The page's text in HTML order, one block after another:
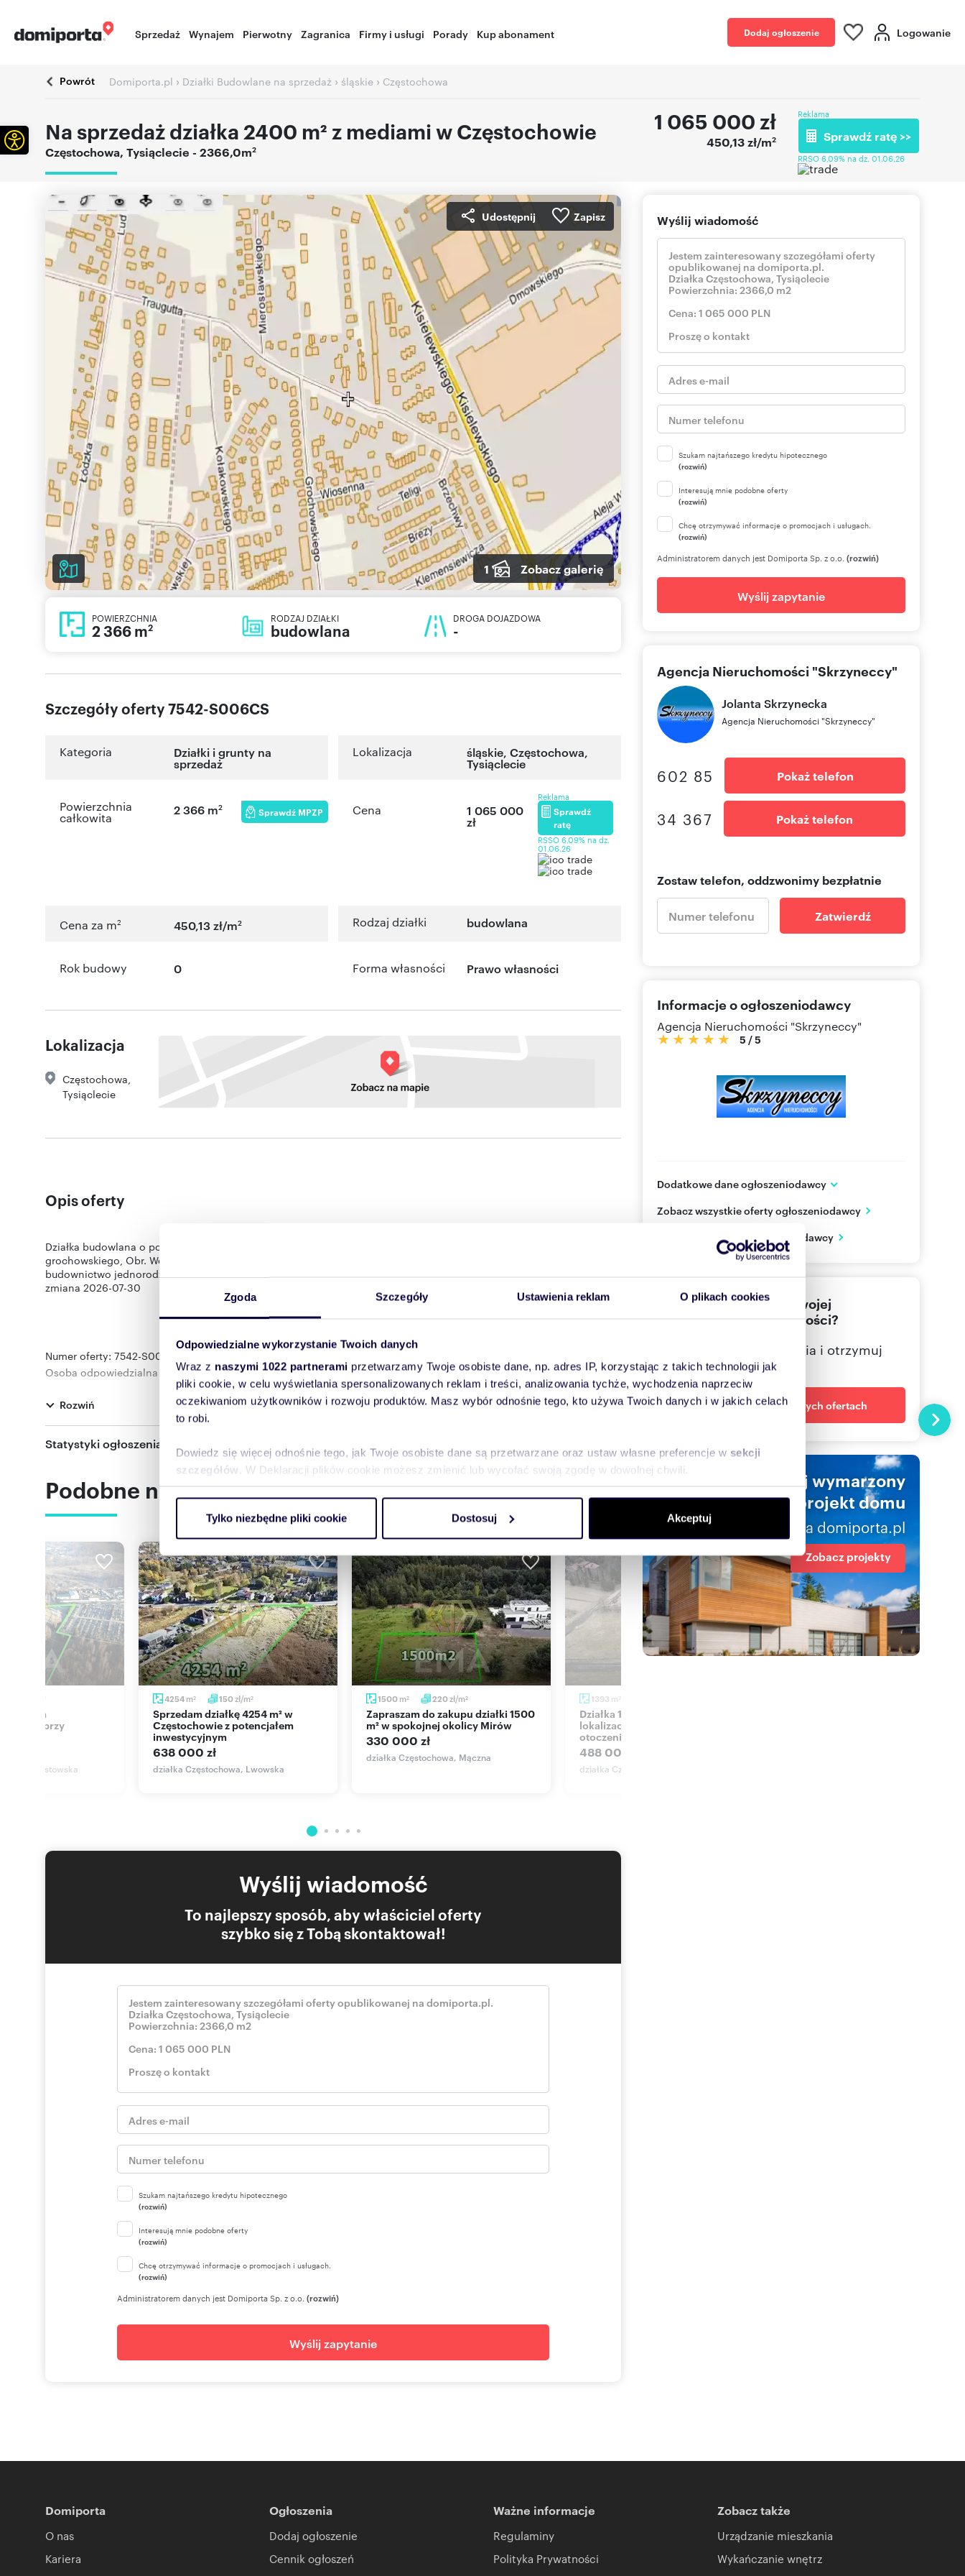
Zgoda Szczegóły Ustawienia reklam O plikach cookies
Odpowiedzialne wykorzystanie Twoich danych
Wraz z naszymi 1022 partnerami przetwarzamy Twoje osobiste dane, np. adres IP, korzystając z takich technologii jak
pliki cookie, w celu wyświetlania spersonalizowanych reklam i treści, analizowania tychże, wychodzenia naprzeciw
oczekiwaniom użytkowników i rozwoju produktów. Masz wybór odnośnie tego, kto używa Twoich danych i w jakich celach
to robi.
Dowiedz się więcej odnośnie tego, jak Twoje osobiste dane są przetwarzane oraz ustaw własne preferencje w sekcji
szczegółów . W Deklaracji plików cookie możesz zmienić lub wycofać swoją zgodę w dowolnej chwili.
ruch w naszej witrynie. Informacje o tym, jak korzystasz z naszej witryny, udostępniamy partnerom społecznościowym,
reklamowym i analitycznym. Partnerzy mogą połączyć te informacje z innymi danymi otrzymanymi od Ciebie lub
uzyskanymi podczas korzystania z ich usług.
Tylko niezbędne pliki cookie Dostosuj Akceptuj
Sprzedaż Wynajem Pierwotny Zagranica Firmy i usługi Porady Kup abonament Dodaj ogłoszenie Logowanie
Powrót Domiporta.pl › Działki Budowlane na sprzedaż › śląskie › Częstochowa
Na sprzedaż działka 2400 m² z mediami w Częstochowie
Częstochowa, Tysiąclecie - 2366,0m2
1 065 000 zł
450,13 zł/m2
Reklama
Sprawdź ratę >>
RRSO 6,09% na dz. 01.06.26
Udostępnij Zapisz
1 Zobacz galerię
POWIERZCHNIA
2 366 m2
RODZAJ DZIAŁKI
budowlana
DROGA DOJAZDOWA
-
Szczegóły oferty 7542-S006CS
Kategoria Działki i grunty na
sprzedaż
Lokalizacja śląskie,Częstochowa,
Tysiąclecie
Powierzchnia
całkowita
2 366 m2 Sprawdź MPZP Cena 1 065 000
zł
Reklama
Sprawdź
ratę
RSSO 6,09% na dz.
01.06.26
Cena za m2 450,13 zł/m2 Rodzaj działki budowlana
Rok budowy 0 Forma własności Prawo własności
Lokalizacja
Częstochowa,
Tysiąclecie
Opis oferty
Działka budowlana o pow. ok.2400mkw.i szerokości ok. 25mb położona na Tysiącleciu w kwadracie ulic. Traugutta,
grochowskiego, Obr. Westerplatte i Kisilewskiego. Media w ulicy przy dzialce. Przeznaczenie terenu - studium -
budownictwo jednorodzinne..
zmiana 2026-07-30
Numer oferty: 7542-S006CS
Osoba odpowiedzialna zawodowo: Skrzynecka
34 3
pokaż telefon
Rozwiń
Statystyki ogłoszenia:
Podobne nieruchomości
1,45 ha przy
Piastowska
4254 m2 150zł/m2
Sprzedam działkę 4254 m² w
Częstochowie z potencjałem
inwestycyjnym
638 000 zł
działka Częstochowa, Lwowska
1500 m2 220zł/m2
Zapraszam do zakupu działki 1500
m² w spokojnej okolicy Mirów
330 000 zł
działka Częstochowa, Mączna
1393 m 2
Działka 1393 m² w prestiżowej
lokalizacji Grabówka - spokojne
otoczenie
488 000 zł
działka Częstochowa, Heraklesa
Wyślij wiadomość
To najlepszy sposób, aby właściciel oferty
szybko się z Tobą skontaktował!
Szukam najtańszego kredytu hipotecznego
(rozwiń)
Interesują mnie podobne oferty
(rozwiń)
Chcę otrzymywać informacje o promocjach i usługach.
(rozwiń)
Administratorem danych jest Domiporta Sp. z o.o. (rozwiń)
Wyślij zapytanie
Wyślij wiadomość
Szukam najtańszego kredytu hipotecznego
(rozwiń)
Interesują mnie podobne oferty
(rozwiń)
Chcę otrzymywać informacje o promocjach i usługach.
(rozwiń)
Administratorem danych jest Domiporta Sp. z o.o. (rozwiń)
Wyślij zapytanie
Agencja Nieruchomości "Skrzyneccy"
Jolanta Skrzynecka
Agencja Nieruchomości "Skrzyneccy"
602 85 Pokaż telefon
34 367 Pokaż telefon
Zostaw telefon, oddzwonimy bezpłatnie
Zatwierdź
Informacje o ogłoszeniodawcy
Agencja Nieruchomości "Skrzyneccy"
5 /5
Dodatkowe dane ogłoszeniodawcy
Częstochowa
Zobacz wszystkie oferty ogłoszeniodawcy
Zobacz wizytówkę ogłoszeniodawcy
Nie znalazłeś jeszcze swojej
wymarzonej nieruchomości?
Określ swoje oczekiwania i otrzymuj
dopasowane oferty
Powiadom o nowych ofertach
Znajdź swój wymarzony
projekt domu
na domiporta.pl
Zobacz projekty
Domiporta
O nas
Kariera
Ogłoszenia
Dodaj ogłoszenie
Cennik ogłoszeń
Ważne informacje
Regulaminy
Polityka Prywatności
Zobacz także
Urządzanie mieszkania
Wykańczanie wnętrz
Otwórz pasek narzędzi